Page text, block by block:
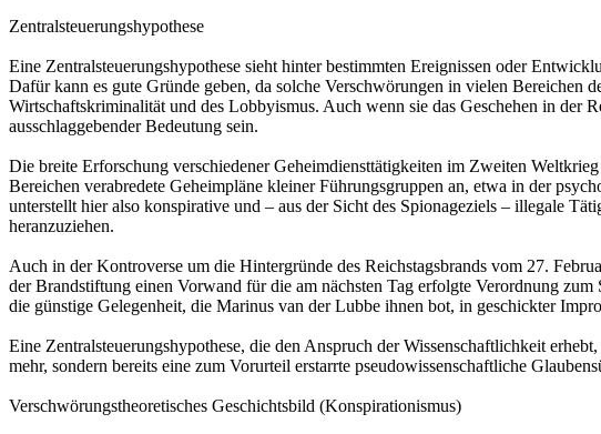
Zentralsteuerungshypothese
Eine Zentralsteuerungshypothese sieht hinter bestimmten Ereignissen oder
Dafür kann es gute Gründe geben, da solche Verschwörungen in vielen
Wirtschaftskriminalität und des Lobbyismus. Auch wenn sie das Geschehen in der
ausschlaggebender Bedeutung sein.
Die breite Erforschung verschiedener Geheimdiensttätigkeiten im Zweiten
Bereichen verabredete Geheimpläne kleiner Führungsgruppen an, etwa in der
unterstellt hier also konspirative und – aus der Sicht des Spionageziels – illegale
heranzuziehen.
Auch in der Kontroverse um die Hintergründe des Reichstagsbrands vom 27.
der Brandstiftung einen Vorwand für die am nächsten Tag erfolgte Verordnung
die günstige Gelegenheit, die Marinus van der Lubbe ihnen bot, in geschickter
Eine Zentralsteuerungshypothese, die den Anspruch der Wissenschaftlichkeit
mehr, sondern bereits eine zum Vorurteil erstarrte pseudowissenschaftliche
Verschwörungstheoretisches Geschichtsbild (Konspirationismus)